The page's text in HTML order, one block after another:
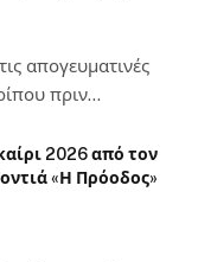
απογευματινές
πριν…
2026 από τον
«Η Πρόοδος»